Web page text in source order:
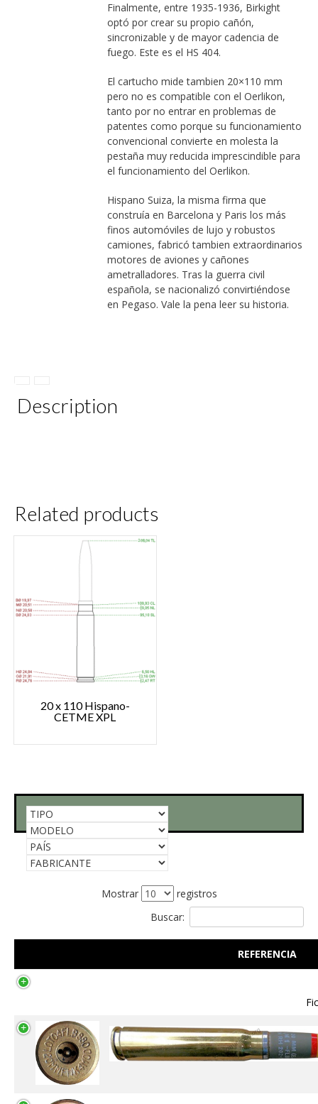
Finalmente, entre 1935-1936, Birkight
optó por crear su propio cañón,
sincronizable y de mayor cadencia de
fuego. Este es el HS 404.
El cartucho mide tambien 20×110 mm
pero no es compatible con el Oerlikon,
tanto por no entrar en problemas de
patentes como porque su funcionamiento
convencional convierte en molesta la
pestaña muy reducida imprescindible para
el funcionamiento del Oerlikon.
Hispano Suiza, la misma firma que
construía en Barcelona y Paris los más
finos automóviles de lujo y robustos
camiones, fabricó tambien extraordinarios
motores de aviones y cañones
ametralladores. Tras la guerra civil
española, se nacionalizó convirtiéndose
en Pegaso. Vale la pena leer su historia.
Description
Related products
20 x 110 Hispano-
CETME XPL
Mostrar
registros
Buscar:
REFERENCIA